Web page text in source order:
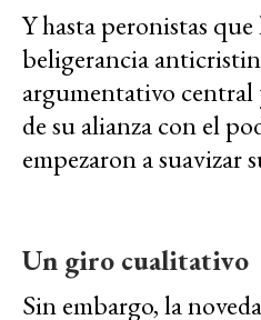
Y hasta peronistas
beligerancia
argumentativo
de su alianza con el
empezaron a suavizar
Un giro cualitativo
Sin embargo, la